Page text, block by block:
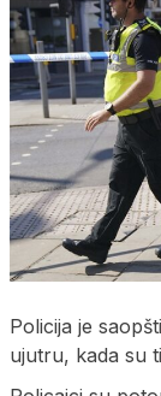
Policija je
ujutru, kada su